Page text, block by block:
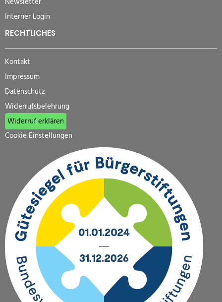
Interner Login
RECHTLICHES
Kontakt
Impressum
Datenschutz
Widerrufsbelehrung
Widerruf erklären
Cookie Einstellungen